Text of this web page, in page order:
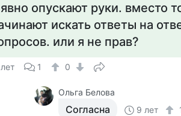
опускают руки. вместо
искать ответы на
или я не прав?
1 0
Ольга Белова
Согласна 9 лет